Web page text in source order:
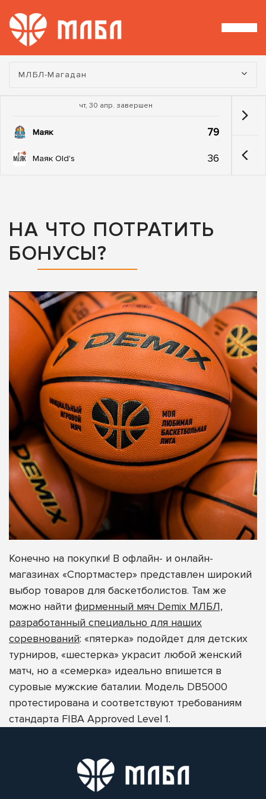
Турнир:
МЛБЛ-Магадан
чт, 30 апр. завершен
Маяк 79
Маяк Old's 36
НА ЧТО ПОТРАТИТЬ
БОНУСЫ?
Конечно на покупки! В офлайн- и онлайн-
магазинах «Спортмастер» представлен широкий
выбор товаров для баскетболистов. Там же
можно найти фирменный мяч Demix МЛБЛ,
разработанный специально для наших
соревнований: «пятерка» подойдет для детских
турниров, «шестерка» украсит любой женский
матч, но а «семерка» идеально впишется в
суровые мужские баталии. Модель DB5000
протестирована и соответствуют требованиям
стандарта FIBA Approved Level 1.